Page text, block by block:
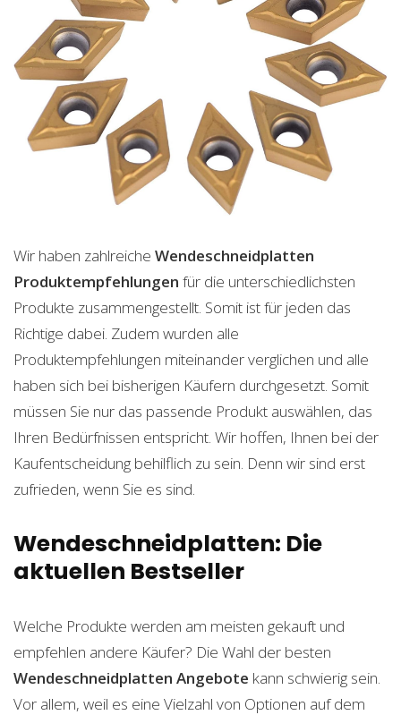
Wir haben zahlreiche Wendeschneidplatten
Produktempfehlungen für die unterschiedlichsten
Produkte zusammengestellt. Somit ist für jeden das
Richtige dabei. Zudem wurden alle
Produktempfehlungen miteinander verglichen und alle
haben sich bei bisherigen Käufern durchgesetzt. Somit
müssen Sie nur das passende Produkt auswählen, das
Ihren Bedürfnissen entspricht. Wir hoffen, Ihnen bei der
Kaufentscheidung behilflich zu sein. Denn wir sind erst
zufrieden, wenn Sie es sind.
Wendeschneidplatten: Die
aktuellen Bestseller
Welche Produkte werden am meisten gekauft und
empfehlen andere Käufer? Die Wahl der besten
Wendeschneidplatten Angebote kann schwierig sein.
Vor allem, weil es eine Vielzahl von Optionen auf dem